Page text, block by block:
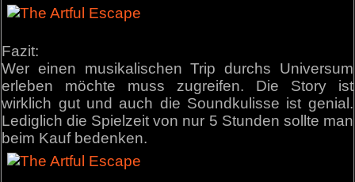
Fazit:
Wer einen musikalischen Trip durchs Universum
erleben möchte muss zugreifen. Die Story ist
wirklich gut und auch die Soundkulisse ist genial.
Lediglich die Spielzeit von nur 5 Stunden sollte man
beim Kauf bedenken.